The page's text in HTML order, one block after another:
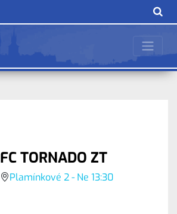
FC TORNADO ZT
Plamínkové 2 - Ne 13:30